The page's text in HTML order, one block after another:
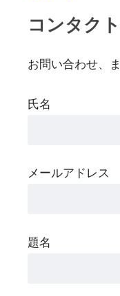
コンタクト
お問い合わせ、
氏名
メールアドレス
題名